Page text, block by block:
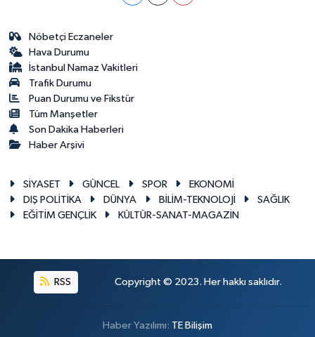
Nöbetçi Eczaneler
Hava Durumu
İstanbul Namaz Vakitleri
Trafik Durumu
Puan Durumu ve Fikstür
Tüm Manşetler
Son Dakika Haberleri
Haber Arşivi
SİYASET GÜNCEL SPOR
EKONOMİ
DIŞ POLİTİKA
DÜNYA BİLİM-TEKNOLOJİ
SAĞLIK
EĞİTİM GENÇLİK
KÜLTÜR-SANAT-MAGAZİN
RSS Copyright © 2023. Her hakkı saklıdır.
Haber Yazılımı: TE Bilişim